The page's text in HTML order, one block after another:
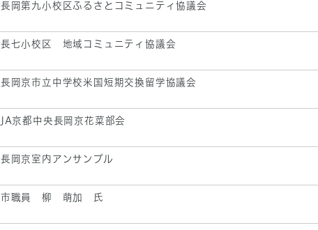
長岡第九小校区ふるさとコミュニティ協議会
長七小校区 地域コミュニティ協議会
長岡京市立中学校米国短期交換留学協議会
JA京都中央長岡京花菜部会
長岡京室内アンサンブル
市職員 柳 萌加 氏